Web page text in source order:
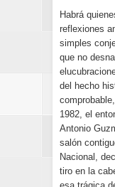
Habrá
reflexiones
simples
que no
del hecho
1982, el
Antonio
salón
Nacional,
tiro en la